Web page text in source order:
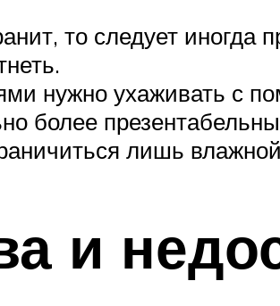
то следует иногда
нужно ухаживать с
более
лишь
и